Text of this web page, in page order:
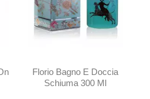
Florio Bagno E Doccia
Schiuma 300 Ml